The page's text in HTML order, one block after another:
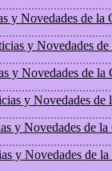
y Novedades de la
y Novedades
y Novedades de la
y Novedades de
y Novedades de
y Novedades de